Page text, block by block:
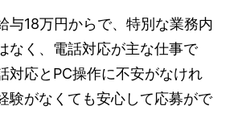
与18万円からで、特別な業務内
なく、電話対応が主な仕事で
対応とPC操作に不安がなけれ
験がなくても安心して応募がで